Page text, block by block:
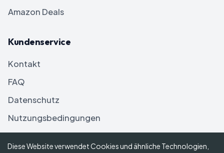
Amazon Deals
Kundenservice
Kontakt
FAQ
Datenschutz
Nutzungsbedingungen
Haftungsausschluss
Diese Website verwendet Cookies und ähnliche Technologien,